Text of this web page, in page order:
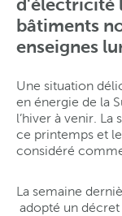
d'électricité
bâtiments
enseignes
Une situation
en énergie de la
l’hiver à venir.
ce printemps et
considéré
La semaine
adopté un décret